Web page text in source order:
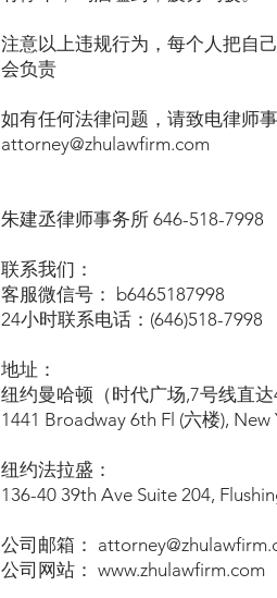
注意以上违规行为，每个人把自
会负责
如有任何法律问题，请致电律师
attorney@zhulawfirm.com
朱建丞律师事务所 646-518-7998
联系我们：
客服微信号： b6465187998
24小时联系电话：(646)518-7998
地址：
纽约曼哈顿（时代广场,7号线直
1441 Broadway 6th Fl (六楼), New
纽约法拉盛：
136-40 39th Ave Suite 204,
公司邮箱：
公司网站： www.zhulawfirm.com